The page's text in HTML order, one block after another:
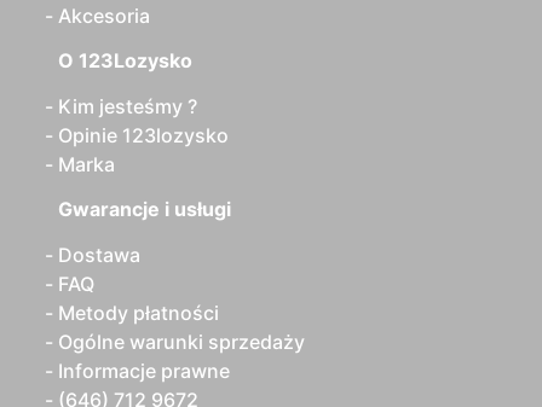
Akcesoria
O 123Lozysko
Kim jesteśmy ?
Opinie 123lozysko
Marka
Gwarancje i usługi
Dostawa
FAQ
Metody płatności
Ogólne warunki sprzedaży
Informacje prawne
(646) 712 9672